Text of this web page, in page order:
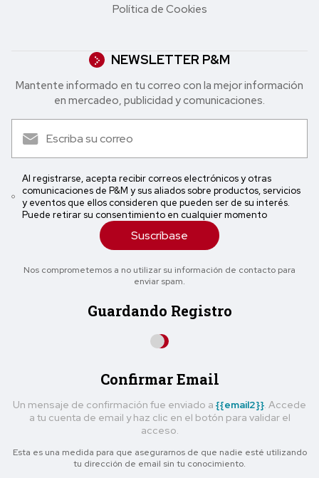
Política de Cookies
NEWSLETTER P&M
Mantente informado en tu correo con la mejor in formación
en mercadeo, publicidad y comunicaciones.
Al registrarse, acepta recibir correos electrónicos y otras
comunicaciones de P&M y sus aliados sobre productos, servicios
y eventos que ellos consideren que pueden ser de su interés.
Puede retirar su consentimiento en cualquier momento
Suscríbase
Nos comprometemos a no utilizar su información de contacto para
enviar spam.
Guardando Registro
Confirmar Email
Un mensaje de confirmación fue enviado a {{email2}} . Accede
a tu cuenta de email y haz clic en el botón para validar el
acceso.
Esta es una medida para que asegurarnos de que nadie esté utilizando
tu dirección de email sin tu conocimiento.